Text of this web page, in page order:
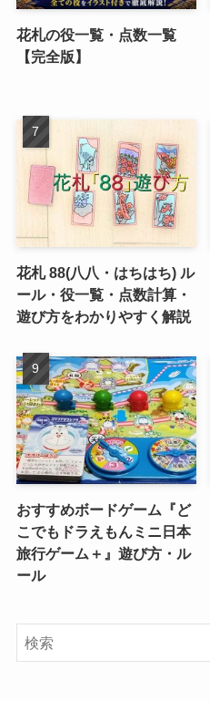
花札の役一覧・点数一覧
【完全版】
花札 88(八八・はちはち) ル
ール・役一覧・点数計算・
遊び方をわかりやすく解説
おすすめボードゲーム『ど
こでもドラえもんミニ日本
旅行ゲーム＋』遊び方・ル
ール